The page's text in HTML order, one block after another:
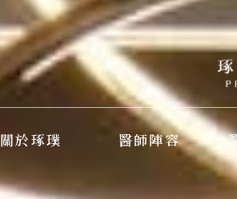
關於琢璞 醫師陣容